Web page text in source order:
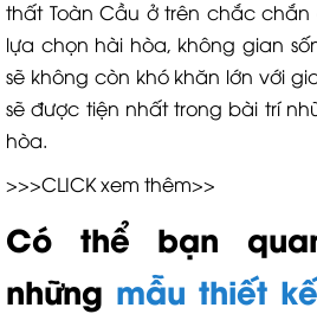
thất Toàn Cầu ở trên chắc
lựa chọn hài hòa, không gian
sẽ không còn khó khăn lớn với
sẽ được tiện nhất trong bài trí
hòa.
>>>CLICK xem thêm>>
Có thể bạn
những mẫu thiết